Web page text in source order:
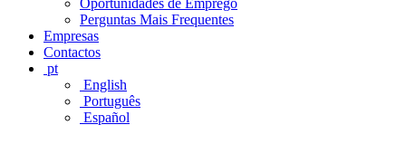
Oportunidades de Emprego
Perguntas Mais Frequentes
Empresas
Contactos
pt
English
Português
Español